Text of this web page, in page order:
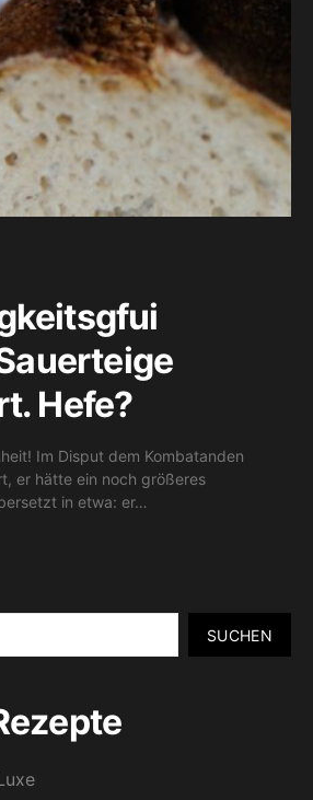
Hefe?
Im Disput dem Kombatanden
er hätte ein noch größeres
in etwa: er…
SUCHEN